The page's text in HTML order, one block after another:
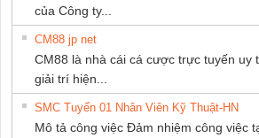
của Công ty...
CM88 jp net
CM88 là nhà cái cá cược trực tuyến uy
giải trí hiện...
SMC Tuyển 01 Nhân Viên Kỹ Thuật-HN
Mô tả công việc Đảm nhiệm công việc